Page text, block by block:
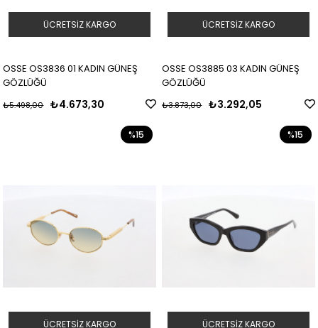
OSSE OS3836 01 KADIN GÜNEŞ
GÖZLÜĞÜ
₺4.673,30
₺5.498,00
ÜCRETSIZ KARGO
OSSE OS3885 03 KADIN GÜNEŞ
GÖZLÜĞÜ
₺3.292,05
₺3.873,00
ÜCRETSIZ KARGO
%15
ÜCRETSIZ KARGO
%15
ÜCRETSIZ KARGO